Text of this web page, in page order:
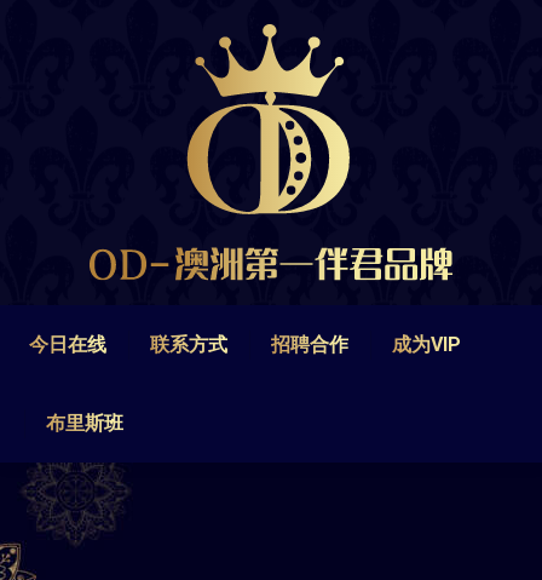
今日在线 联系方式 招聘合作 成为VIP
布里斯班
联系方式 招聘合作
布里斯班